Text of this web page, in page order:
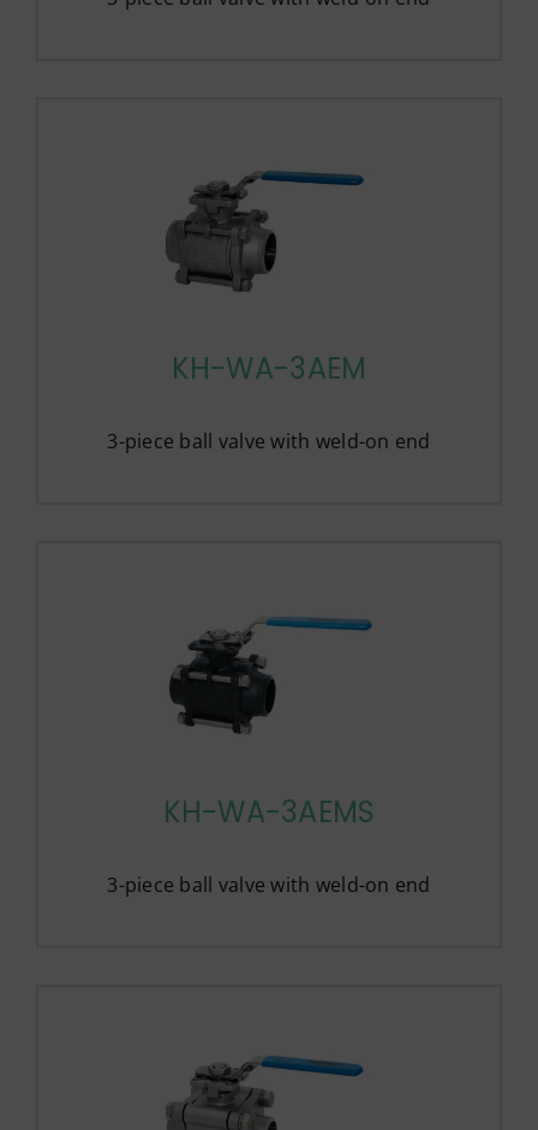
KH-WA-3AEM
3-piece ball valve with weld-on end
KH-WA-3AEMS
3-piece ball valve with weld-on end